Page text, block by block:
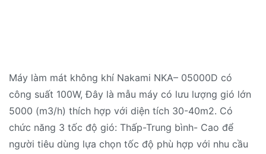
Máy làm mát không khí Nakami NKA– 05000D có
công suất 100W, Đây là mẫu máy có lưu lượng gió lớn
5000 (m3/h) thích hợp với diện tích 30-40m2. Có
chức năng 3 tốc độ gió: Thấp-Trung bình- Cao để
người tiêu dùng lựa chọn tốc độ phù hợp với nhu cầu